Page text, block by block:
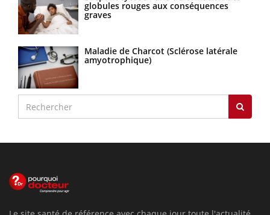
globules rouges aux conséquences
graves
Maladie de Charcot (Sclérose latérale
amyotrophique)